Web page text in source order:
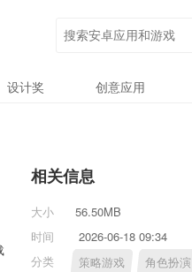
设计奖 创意应用
相关信息
大小
56.50MB
时间
2026-06-18 09:34
分类
策略游戏 角色扮演